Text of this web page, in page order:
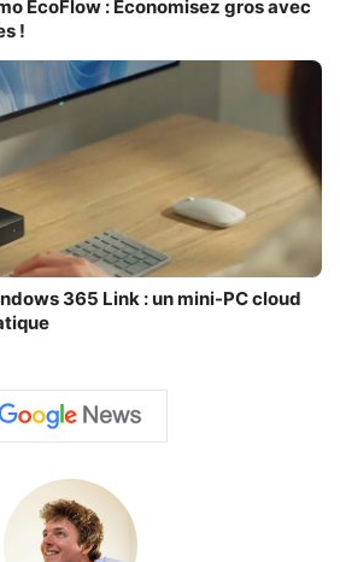
EcoFlow : Economisez gros avec
!
365 Link : un mini-PC cloud